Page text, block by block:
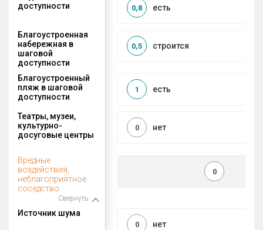
доступности
есть
0,8
Благоустроенная
набережная в
шаговой
доступности
строится
0,5
Благоустроенный
пляж в шаговой
доступности
есть
1
Театры, музеи,
культурно-
досуговые центры
нет
0
Вредные
воздействия,
неблагоприятное
соседство
Свернуть
0
Источник шума
нет
0